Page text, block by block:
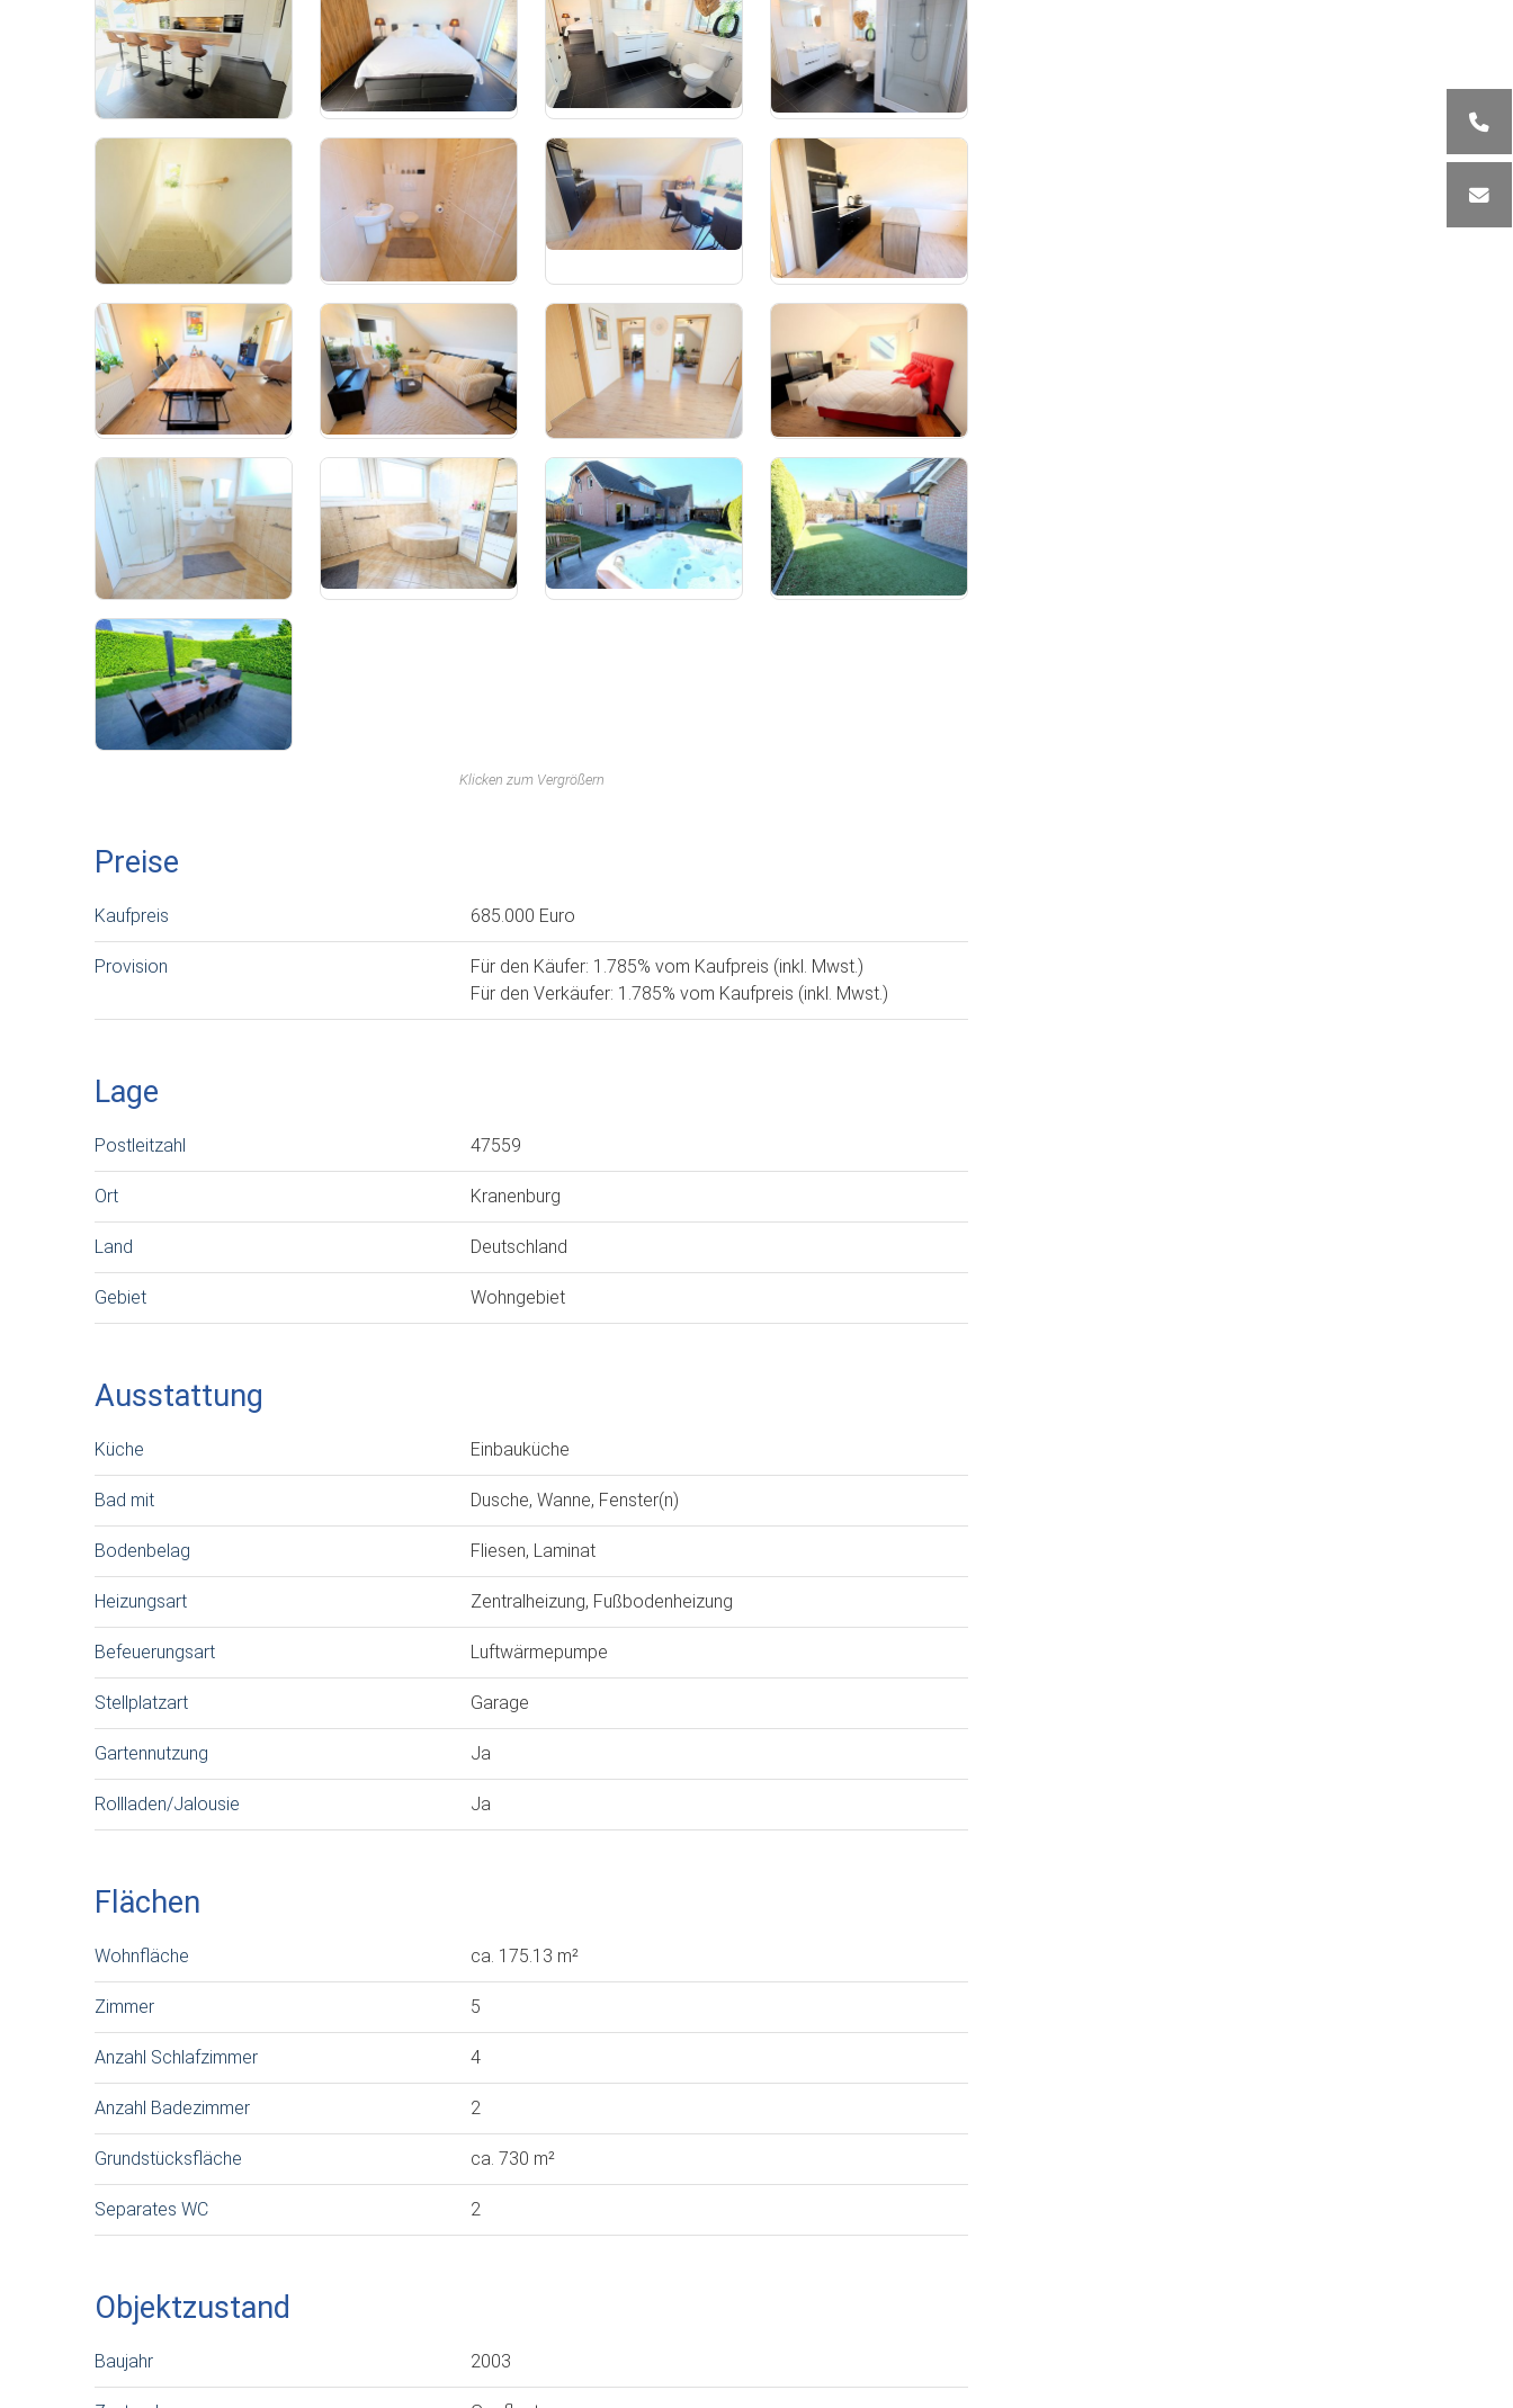
Klicken zum Vergrößern
Preise
Kaufpreis 685.000 Euro
Provision
Für den Käufer: 1.785% vom Kaufpreis (inkl. Mwst.)
Für den Verkäufer: 1.785% vom Kaufpreis (inkl. Mwst.)
Lage
Postleitzahl 47559
Ort Kranenburg
Land Deutschland
Gebiet Wohngebiet
Ausstattung
Küche Einbauküche
Bad mit Dusche, Wanne, Fenster(n)
Bodenbelag Fliesen, Laminat
Heizungsart Zentralheizung, Fußbodenheizung
Befeuerungsart Luftwärmepumpe
Stellplatzart Garage
Gartennutzung Ja
Rollladen/Jalousie Ja
Flächen
Wohnfläche ca. 175.13 m²
Zimmer 5
Anzahl Schlafzimmer 4
Anzahl Badezimmer 2
Grundstücksfläche ca. 730 m²
Separates WC 2
Objektzustand
Baujahr 2003